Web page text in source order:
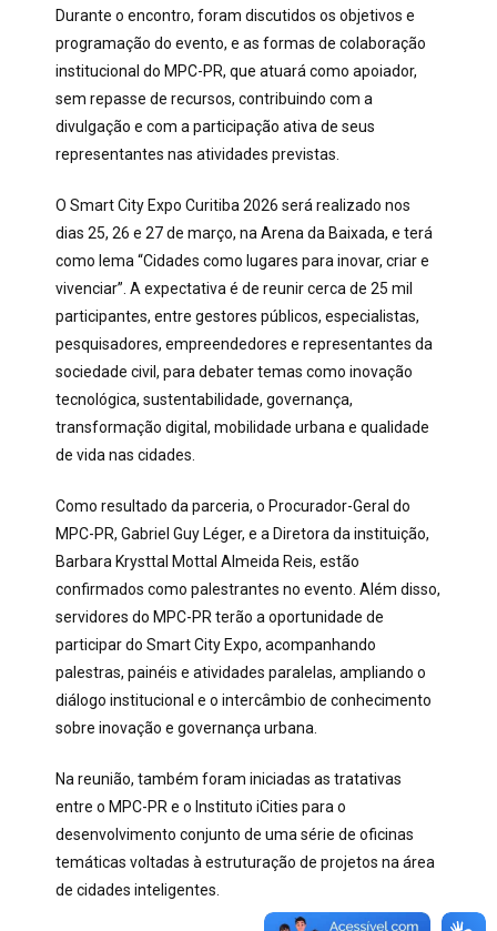
Durante o encontro, foram discutidos os objetivos e
programação do evento, e as formas de colaboração
institucional do MPC-PR, que atuará como apoiador,
sem repasse de recursos, contribuindo com a
divulgação e com a participação ativa de seus
representantes nas atividades previstas.
O Smart City Expo Curitiba 2026 será realizado nos
dias 25, 26 e 27 de março, na Arena da Baixada, e terá
como lema “Cidades como lugares para inovar, criar e
vivenciar”. A expectativa é de reunir cerca de 25 mil
participantes, entre gestores públicos, especialistas,
pesquisadores, empreendedores e representantes da
sociedade civil, para debater temas como inovação
tecnológica, sustentabilidade, governança,
transformação digital, mobilidade urbana e qualidade
de vida nas cidades.
Como resultado da parceria, o Procurador-Geral do
MPC-PR, Gabriel Guy Léger, e a Diretora da instituição,
Barbara Krysttal Mottal Almeida Reis, estão
confirmados como palestrantes no evento. Além disso,
servidores do MPC-PR terão a oportunidade de
participar do Smart City Expo, acompanhando
palestras, painéis e atividades paralelas, ampliando o
diálogo institucional e o intercâmbio de conhecimento
sobre inovação e governança urbana.
Na reunião, também foram iniciadas as tratativas
entre o MPC-PR e o Instituto iCities para o
desenvolvimento conjunto de uma série de oficinas
temáticas voltadas à estruturação de projetos na área
de cidades inteligentes.